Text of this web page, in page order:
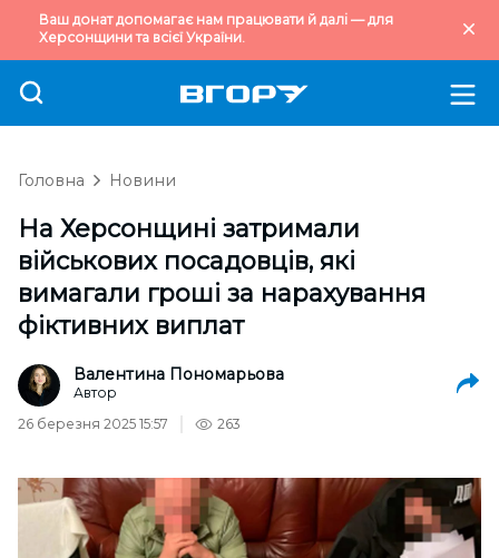
Ваш донат допомагає нам працювати й далі — для
Херсонщини та всієї України.
Головна Новини
На Херсонщині затримали
військових посадовців, які
вимагали гроші за нарахування
фіктивних виплат
Валентина Пономарьова
Автор
26 березня 2025 15:57
263